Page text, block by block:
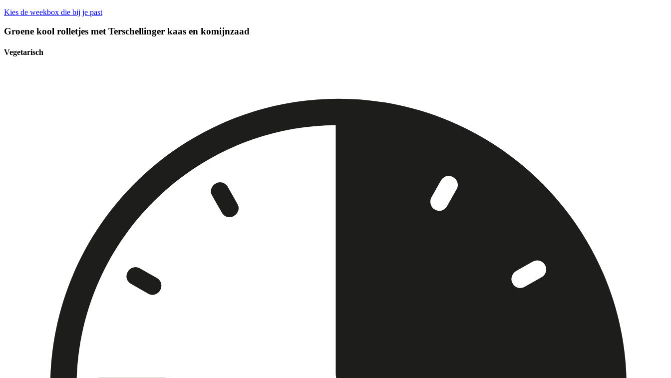
Kies de weekbox die bij je past
Groene kool rolletjes met Terschellinger kaas en komijnzaad
Vegetarisch